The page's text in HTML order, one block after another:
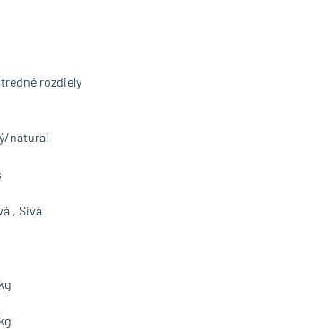
rozdiely
natural
, Sivá